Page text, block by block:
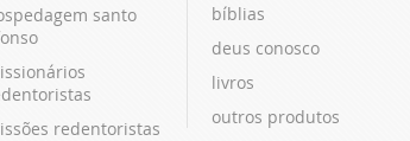
santo
redentoristas
bíblias
deus conosco
livros
outros produtos